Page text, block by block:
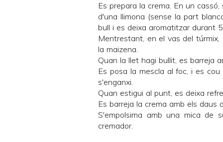
Es prepara la crema. En un
d'una llimona (sense la part
bull i es deixa aromatitzar durant
Mentrestant, en el vas del
la maizena.
Quan la llet hagi bullit, es barreja
Es posa la mescla al foc, i es
s'enganxi.
Quan estigui al punt, es deixa
Es barreja la crema amb els daus
S'empolsima amb una mica de
cremador.